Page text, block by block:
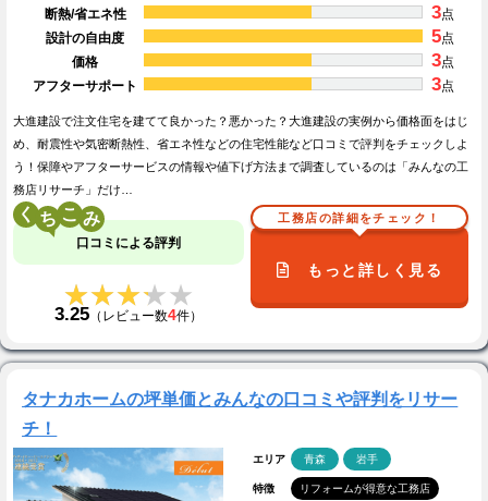
断熱/省エネ性
3点
設計の自由度
5点
価格
3点
アフターサポート
3点
大進建設で注文住宅を建てて良かった？悪かった？大進建設の実例から価格面をはじ
め、耐震性や気密断熱性、省エネ性などの住宅性能など口コミで評判をチェックしよ
う！保障やアフターサービスの情報や値下げ方法まで調査しているのは「みんなの工
務店リサーチ」だけ…
く こ
口コミによる評判
★★★★★
★★★★★
3.25 （レビュー数4件）
工務店の詳細をチェック！
もっと詳しく見る
タナカホームの坪単価とみんなの口コミや評判をリサー
チ！
エリア 青森 岩手
特徴 リフォームが得意な工務店